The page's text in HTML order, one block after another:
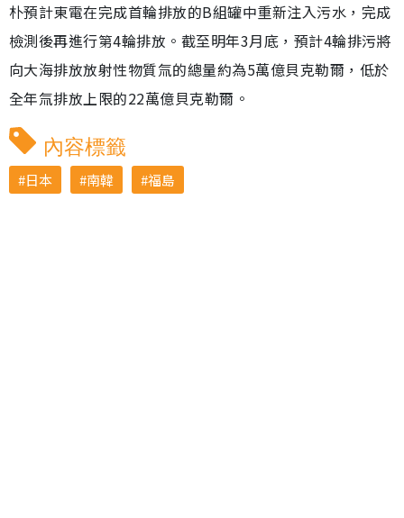
朴預計東電在完成首輪排放的B組罐中重新注入污水，完成
檢測後再進行第4輪排放。截至明年3月底，預計4輪排污將
向大海排放放射性物質氚的總量約為5萬億貝克勒爾，低於
全年氚排放上限的22萬億貝克勒爾。
內容標籤
日本 南韓 福島